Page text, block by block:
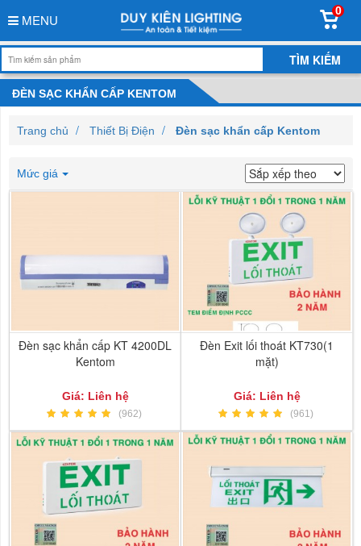
MENU
0
ĐÈN SẠC KHẨN CẤP KENTOM
Trang chủ Thiết Bị Điện Đèn sạc khẩn cấp Kentom
Mức giá
Đèn sạc khẩn cấp KT 4200DL
Kentom
Giá: Liên hệ
(962)
Đèn Exit lối thoát KT730(1
mặt)
Giá: Liên hệ
(961)